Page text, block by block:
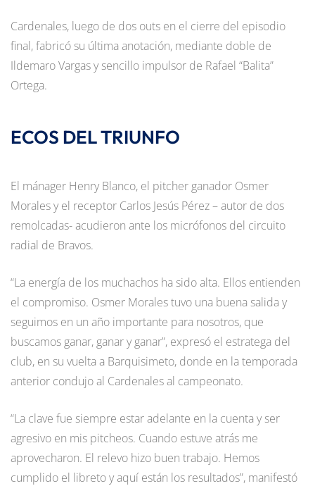
Cardenales, luego de dos outs en el cierre del episodio
final, fabricó su última anotación, mediante doble de
Ildemaro Vargas y sencillo impulsor de Rafael “Balita”
Ortega.
ECOS DEL TRIUNFO
El mánager Henry Blanco, el pitcher ganador Osmer
Morales y el receptor Carlos Jesús Pérez – autor de dos
remolcadas- acudieron ante los micrófonos del circuito
radial de Bravos.
“La energía de los muchachos ha sido alta. Ellos entienden
el compromiso. Osmer Morales tuvo una buena salida y
seguimos en un año importante para nosotros, que
buscamos ganar, ganar y ganar”, expresó el estratega del
club, en su vuelta a Barquisimeto, donde en la temporada
anterior condujo al Cardenales al campeonato.
“La clave fue siempre estar adelante en la cuenta y ser
agresivo en mis pitcheos. Cuando estuve atrás me
aprovecharon. El relevo hizo buen trabajo. Hemos
cumplido el libreto y aquí están los resultados”, manifestó